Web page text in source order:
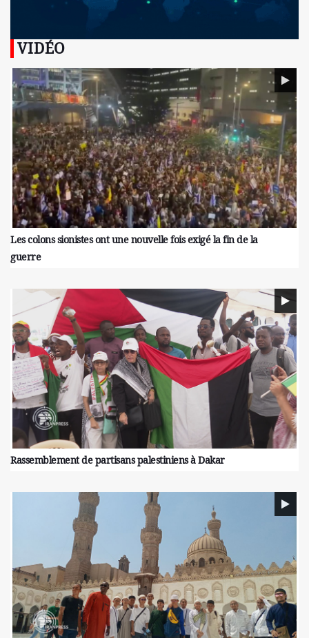
VIDÉO
Les colons sionistes ont une nouvelle fois exigé la fin de la
guerre
Rassemblement de partisans palestiniens à Dakar